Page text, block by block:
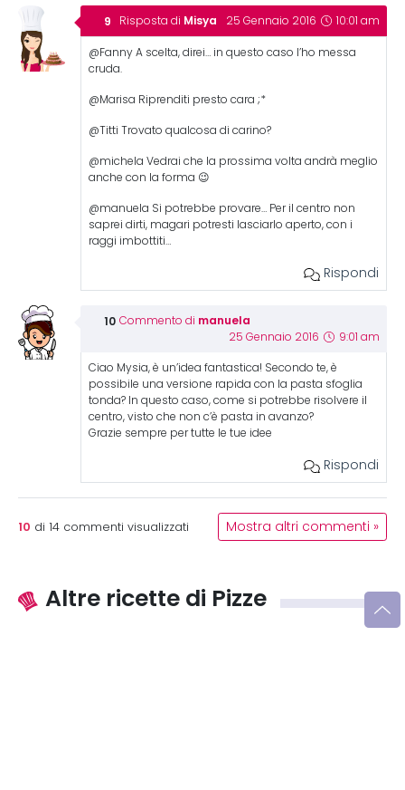
Risposta di Misya 25 Gennaio 2016 10:01 am
@Fanny A scelta, direi… in questo caso l’ho messa
cruda.
@Marisa Riprenditi presto cara ;*
@Titti Trovato qualcosa di carino?
@michela Vedrai che la prossima volta andrà meglio
anche con la forma 😉
@manuela Si potrebbe provare… Per il centro non
saprei dirti, magari potresti lasciarlo aperto, con i
raggi imbottiti…
Rispondi
Commento di manuela
25 Gennaio 2016 9:01 am
Ciao Mysia, è un’idea fantastica! Secondo te, è
possibile una versione rapida con la pasta sfoglia
tonda? In questo caso, come si potrebbe risolvere il
centro, visto che non c’è pasta in avanzo?
Grazie sempre per tutte le tue idee
Rispondi
10 di 14 commenti visualizzati Mostra altri commenti »
Altre ricette di Pizze